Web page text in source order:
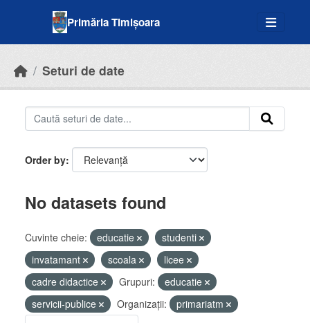
Primăria Timișoara
Seturi de date
Order by
No datasets found
Cuvinte cheie: educatie
studenti
invatamant
scoala
licee
cadre didactice
Grupuri:
educatie
servicii-publice
Organizații:
primariatm